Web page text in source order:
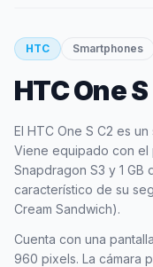
smartphone
HTC
HTC Smartphones
HTC One
El HTC One S C2 es
Viene equipado con el
Snapdragon S3 y 1
característico de su
Cream Sandwich).
Cuenta con una
960 pixels. La cámara